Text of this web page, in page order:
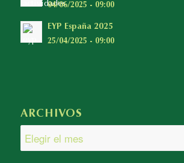
04/06/2025 - 09:00
EYP España 2025
25/04/2025 - 09:00
ARCHIVOS